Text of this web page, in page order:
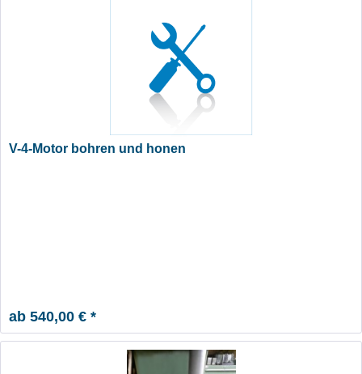
V-4-Motor bohren und honen
ab 540,00 € *